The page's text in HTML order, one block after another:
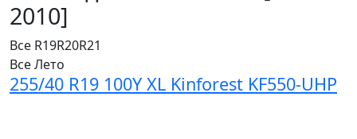
2010]
Все R19R20R21
ВсеЛето
255/40 R19 100Y XL Kinforest KF550-UHP